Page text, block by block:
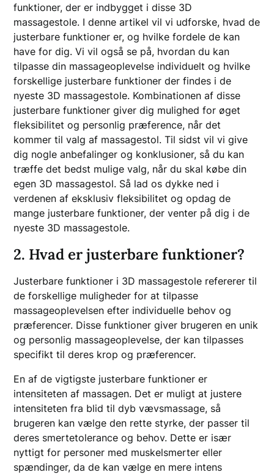
funktioner, der er indbygget i disse 3D
massagestole. I denne artikel vil vi udforske, hvad de
justerbare funktioner er, og hvilke fordele de kan
have for dig. Vi vil også se på, hvordan du kan
tilpasse din massageoplevelse individuelt og hvilke
forskellige justerbare funktioner der findes i de
nyeste 3D massagestole. Kombinationen af disse
justerbare funktioner giver dig mulighed for øget
fleksibilitet og personlig præference, når det
kommer til valg af massagestol. Til sidst vil vi give
dig nogle anbefalinger og konklusioner, så du kan
træffe det bedst mulige valg, når du skal købe din
egen 3D massagestol. Så lad os dykke ned i
verdenen af eksklusiv fleksibilitet og opdag de
mange justerbare funktioner, der venter på dig i de
nyeste 3D massagestole.
2. Hvad er justerbare funktioner?
Justerbare funktioner i 3D massagestole refererer til
de forskellige muligheder for at tilpasse
massageoplevelsen efter individuelle behov og
præferencer. Disse funktioner giver brugeren en unik
og personlig massageoplevelse, der kan tilpasses
specifikt til deres krop og præferencer.
En af de vigtigste justerbare funktioner er
intensiteten af massagen. Det er muligt at justere
intensiteten fra blid til dyb vævsmassage, så
brugeren kan vælge den rette styrke, der passer til
deres smertetolerance og behov. Dette er især
nyttigt for personer med muskelsmerter eller
spændinger, da de kan vælge en mere intens